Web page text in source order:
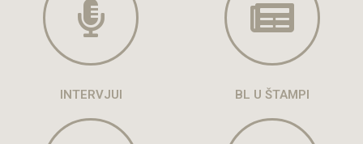
INTERVJUI BL U ŠTAMPI